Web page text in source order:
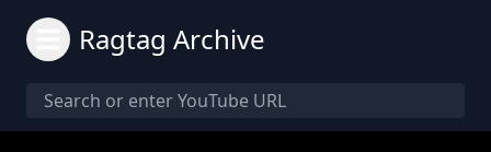
Ragtag Archive